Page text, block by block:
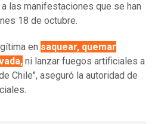
las manifestaciones que se han
18 de octubre.
en saquear, quemar
ni lanzar fuegos artificiales a
Chile", aseguró la autoridad de